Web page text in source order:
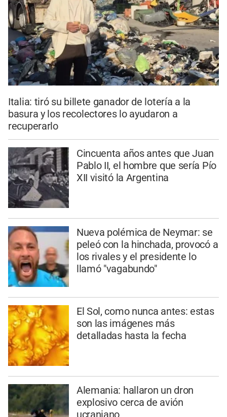
Italia: tiró su billete ganador de lotería a la
basura y los recolectores lo ayudaron a
recuperarlo
Cincuenta años antes que Juan
Pablo II, el hombre que sería Pío
XII visitó la Argentina
Nueva polémica de Neymar: se
peleó con la hinchada, provocó a
los rivales y el presidente lo
llamó "vagabundo"
El Sol, como nunca antes: estas
son las imágenes más
detalladas hasta la fecha
Alemania: hallaron un dron
explosivo cerca de avión
ucraniano